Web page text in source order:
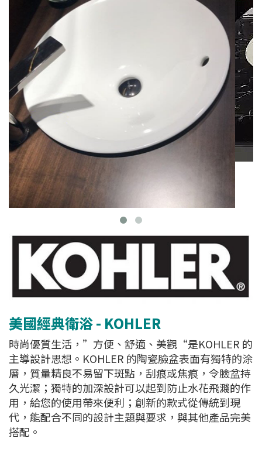
美國經典衛浴 - KOHLER
時尚優質生活，”方便、舒適、美觀“是KOHLER 的
主導設計思想。KOHLER 的陶瓷臉盆表面有獨特的涂
層，質量精良不易留下斑點，刮痕或焦痕，令臉盆持
久光潔；獨特的加深設計可以起到防止水花飛濺的作
用，給您的使用帶來便利；創新的款式從傳統到現
代，能配合不同的設計主題與要求，與其他產品完美
搭配。